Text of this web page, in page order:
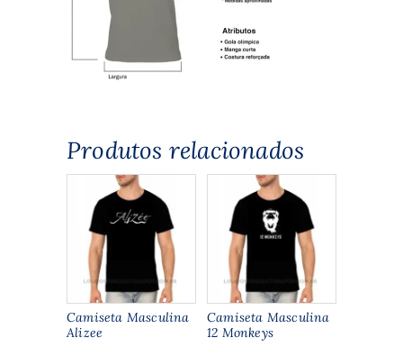
Produtos relacionados
Camiseta Masculina
Alizee
Camiseta Masculina
12 Monkeys